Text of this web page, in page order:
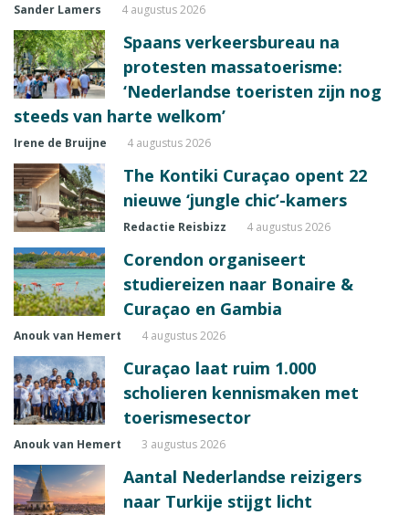
Sander Lamers 4 augustus 2026
Spaans verkeersbureau na
protesten massatoerisme:
‘Nederlandse toeristen zijn nog
steeds van harte welkom’
Irene de Bruijne 4 augustus 2026
The Kontiki Curaçao opent 22
nieuwe ‘jungle chic’-kamers
Redactie Reisbizz 4 augustus 2026
Corendon organiseert
studiereizen naar Bonaire &
Curaçao en Gambia
Anouk van Hemert 4 augustus 2026
Curaçao laat ruim 1.000
scholieren kennismaken met
toerismesector
Anouk van Hemert 3 augustus 2026
Aantal Nederlandse reizigers
naar Turkije stijgt licht